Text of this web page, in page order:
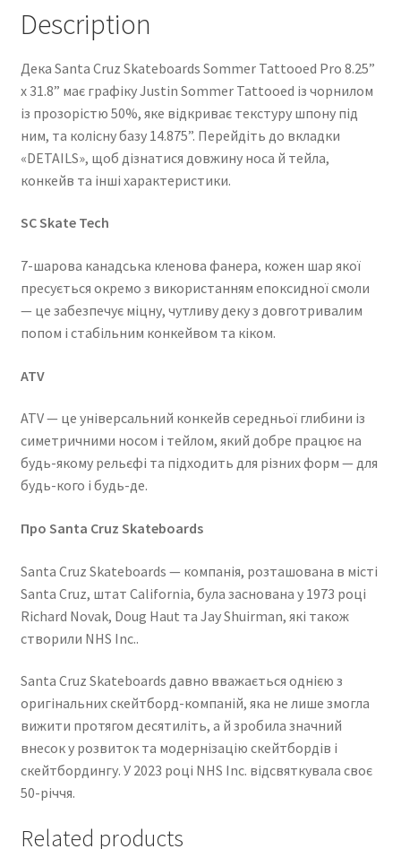
Description
Дека Santa Cruz Skateboards Sommer Tattooed Pro 8.25”
x 31.8” має графіку Justin Sommer Tattooed із чорнилом
із прозорістю 50%, яке відкриває текстуру шпону під
ним, та колісну базу 14.875”. Перейдіть до вкладки
«DETAILS», щоб дізнатися довжину носа й тейла,
конкейв та інші характеристики.
SC Skate Tech
7-шарова канадська кленова фанера, кожен шар якої
пресується окремо з використанням епоксидної смоли
— це забезпечує міцну, чутливу деку з довготривалим
попом і стабільним конкейвом та кіком.
ATV
ATV — це універсальний конкейв середньої глибини із
симетричними носом і тейлом, який добре працює на
будь-якому рельєфі та підходить для різних форм — для
будь-кого і будь-де.
Про Santa Cruz Skateboards
Santa Cruz Skateboards — компанія, розташована в місті
Santa Cruz, штат California, була заснована у 1973 році
Richard Novak, Doug Haut та Jay Shuirman, які також
створили NHS Inc..
Santa Cruz Skateboards давно вважається однією з
оригінальних скейтборд-компаній, яка не лише змогла
вижити протягом десятиліть, а й зробила значний
внесок у розвиток та модернізацію скейтбордів і
скейтбордингу. У 2023 році NHS Inc. відсвяткувала своє
50-річчя.
Related products